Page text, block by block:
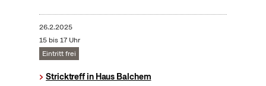
26.2.2025
15 bis 17 Uhr
Eintritt frei
Stricktreff in Haus Balchem